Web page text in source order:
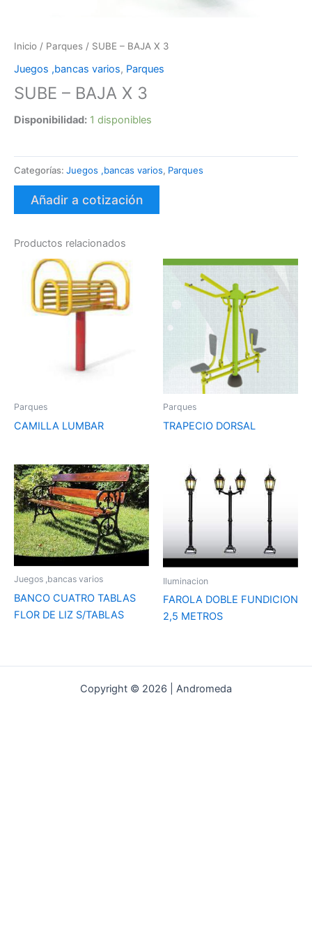
Inicio / Parques / SUBE – BAJA X 3
Juegos ,bancas varios, Parques
SUBE – BAJA X 3
Disponibilidad: 1 disponibles
Categorías: Juegos ,bancas varios, Parques
Añadir a cotización
Productos relacionados
Parques
CAMILLA LUMBAR
Parques
TRAPECIO DORSAL
Juegos ,bancas varios
BANCO CUATRO TABLAS
FLOR DE LIZ S/TABLAS
Iluminacion
FAROLA DOBLE FUNDICION
2,5 METROS
Copyright © 2026 | Andromeda